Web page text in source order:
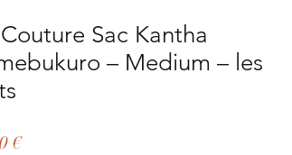
Sac Kantha
– Medium – les
€Prix